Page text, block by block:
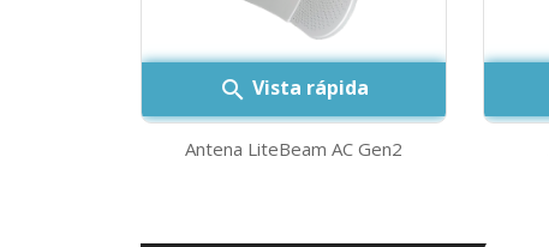
 Vista rápida
Antena LiteBeam AC Gen2